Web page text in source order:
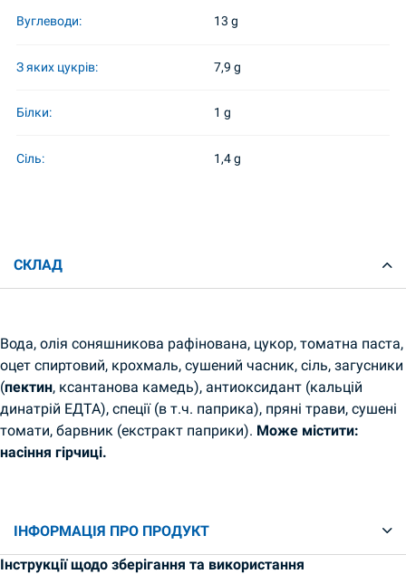
Вуглеводи: 13 g
З яких цукрів: 7,9 g
Білки: 1 g
Сіль: 1,4 g
СКЛАД
Вода, олія соняшникова рафінована, цукор, томатна паста,
оцет спиртовий, крохмаль, сушений часник, сіль, загусники
(пектин, ксантанова камедь), антиоксидант (кальцій
динатрій ЕДТА), спеції (в т.ч. паприка), пряні трави, сушені
томати, барвник (екстракт паприки). Може містити:
насіння гірчиці.
ІНФОРМАЦІЯ ПРО ПРОДУКТ
Інструкції щодо зберігання та використання